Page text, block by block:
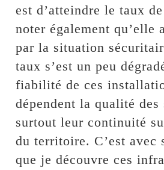
est d’atteindre le taux
noter également qu’elle
par la situation
taux s’est un peu
fiabilité de ces
dépendent la qualité des
surtout leur continuité
du territoire. C’est avec
que je découvre ces